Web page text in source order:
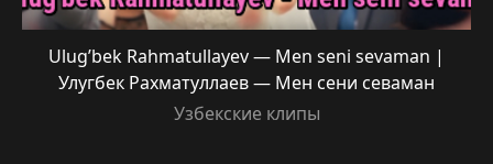
Ulug’bek Rahmatullayev — Men seni sevaman |
Улугбек Рахматуллаев — Мен сени севаман
Узбекские клипы